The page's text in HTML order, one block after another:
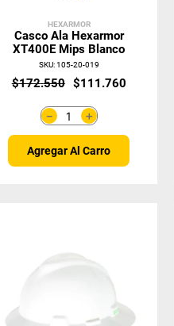
HEXARMOR
Casco Ala Hexarmor
XT400E Mips Blanco
SKU:105-20-019
$172.550 $111 .760
＋
－
Agregar Al Carro